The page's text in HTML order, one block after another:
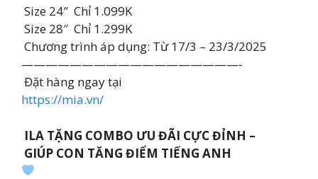
Size 24″ Chỉ 1.099K
Size 28″ Chỉ 1.299K
Chương trình áp dụng: Từ 17/3 – 23/3/2025
——————————————————-
Đặt hàng ngay tại
https://mia.vn/
ILA TẶNG COMBO ƯU ĐÃI CỰC ĐỈNH –
GIÚP CON TĂNG ĐIỂM TIẾNG ANH